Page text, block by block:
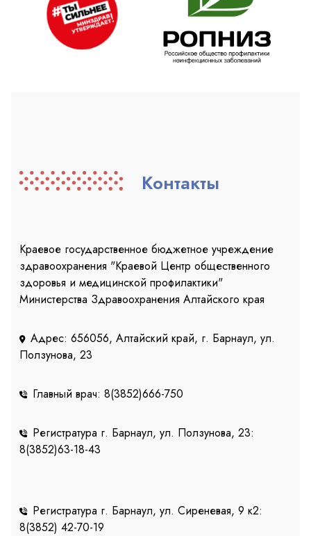
Контакты
Краевое государственное бюджетное учреждение
здравоохранения "Краевой Центр общественного
здоровья и медицинской профилактики"
Министерства Здравоохранения Алтайского края
Адрес: 656056, Алтайский край, г. Барнаул, ул.
Ползунова, 23
Главный врач: 8(3852)666-750
Регистратура г. Барнаул, ул. Ползунова, 23:
8(3852)63-18-43
Регистратура г. Барнаул, ул. Сиреневая, 9 к2:
8(3852) 42-70-19